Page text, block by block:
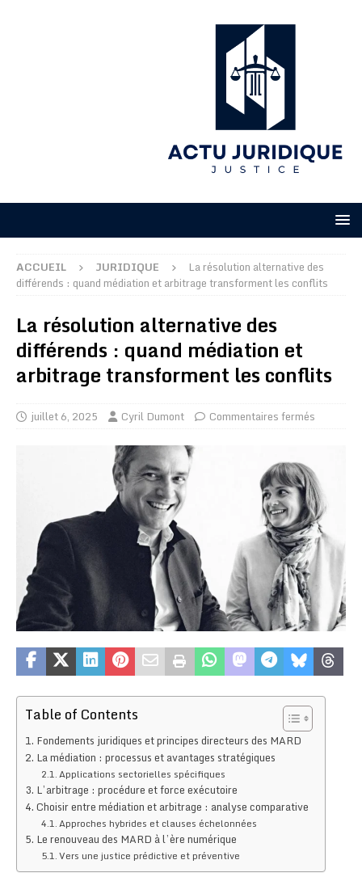
ACCUEIL JURIDIQUE
La résolution alternative des
différends : quand médiation et arbitrage transforment les conflits
La résolution alternative des
différends : quand médiation et
arbitrage transforment les conflits
juillet 6, 2025 Cyril Dumont Commentaires fermés
Table of Contents
Fondements juridiques et principes directeurs des MARD
La médiation : processus et avantages stratégiques
Applications sectorielles spécifiques
L’arbitrage : procédure et force exécutoire
Choisir entre médiation et arbitrage : analyse comparative
Approches hybrides et clauses échelonnées
Le renouveau des MARD à l’ère numérique
Vers une justice prédictive et préventive